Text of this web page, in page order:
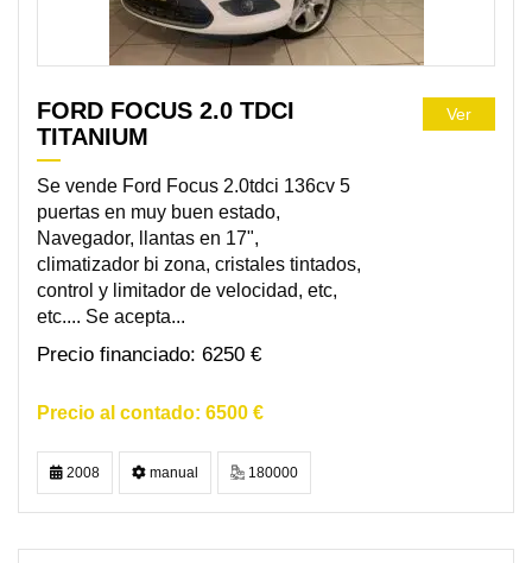
FORD FOCUS 2.0 TDCI
TITANIUM
Se vende Ford Focus 2.0tdci 136cv 5
puertas en muy buen estado,
Navegador, llantas en 17",
climatizador bi zona, cristales tintados,
control y limitador de velocidad, etc,
etc.... Se acepta...
6250 €
6500 €
Ver
2008 manual 180000